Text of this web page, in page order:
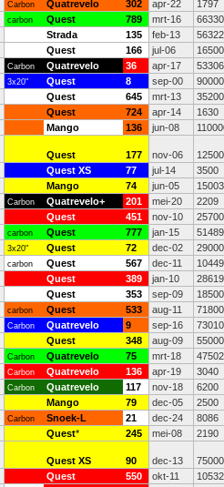
Carbon Quatrevelo 302 apr-22 1797
carbon Quest 789 mrt-16 66330
Strada 135 feb-13 56322
Quest 166 jul-06 16500
Carbon Quatrevelo 36 apr-17 53306
3x20" Quest 8 sep-00 90000
Quest 645 mrt-13 35200
Quest 724 apr-14 1630
Mango 136 jun-08
Quest 177 nov-06
Quest XS 77 jul-14 3500
Mango 74 jun-05
Carbon Quatrevelo+ 201 mei-20 2209
Quest 451 nov-10 25700
carbon Quest 777 jan-15 51489
3x20" Quest 72 dec-02 29000
carbon Quest 567 dec-11
Quest 389 jan-10 28619
Quest 353 sep-09 18500
carbon Quest 533 aug-11 71800
Carbon Quatrevelo 9 sep-16 73010
Quest 348 aug-09 55000
Carbon Quatrevelo 75 mrt-18 47502
Carbon Quatrevelo 136 apr-19 3040
Carbon Quatrevelo 117 nov-18 6200
Mango 79 dec-05 2500
Carbon Snoek-L 21 dec-24 8086
Quest* 245 mei-08 2190
Quest XS 90 dec-13 75000
Quest 550 okt-11